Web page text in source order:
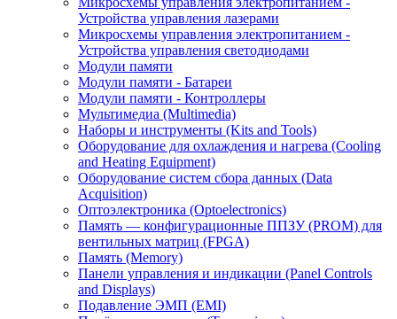
Устройства управления лазерами
Микросхемы управления электропитанием -
Устройства управления светодиодами
Модули памяти
Модули памяти - Батареи
Модули памяти - Контроллеры
Мультимедиа (Multimedia)
Наборы и инструменты (Kits and Tools)
Оборудование для охлаждения и нагрева (Cooling
and Heating Equipment)
Оборудование систем сбора данных (Data
Acquisition)
Оптоэлектроника (Optoelectronics)
Память — конфигурационные ППЗУ (PROM) для
вентильных матриц (FPGA)
Память (Memory)
Панели управления и индикации (Panel Controls
and Displays)
Подавление ЭМП (EMI)